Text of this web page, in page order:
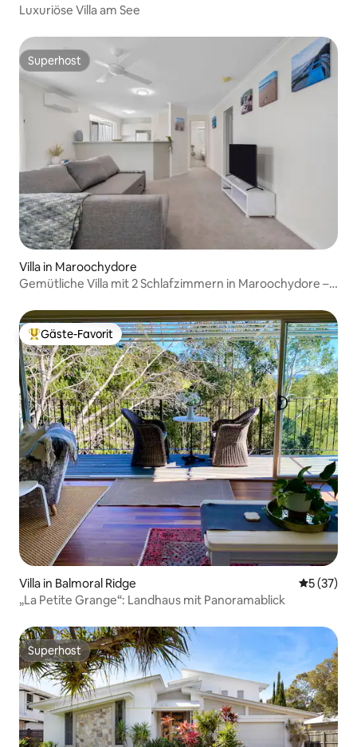
Luxuriöse Villa am See
Superhost
Superhost
Villa in Maroochydore
Gemütliche Villa mit 2 Schlafzimmern in Maroochydore – 5
Beliebter Gäste-Favorit.
Gäste-Favorit
Villa in Balmoral Ridge
5 (37)
„La Petite Grange“: Landhaus mit Panoramablick
Superhost
Superhost